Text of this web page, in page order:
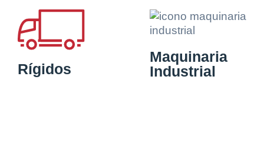
Rígidos
Maquinaria
Industrial